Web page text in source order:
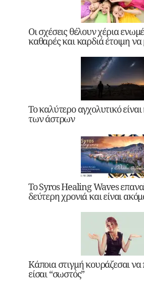
Οι σχέσεις θέλουν χέρια
καθαρές και καρδιά έτοιμη να
Το καλύτερο αγχολυτικό
των άστρων
Το Syros Healing Waves
δεύτερη χρονιά και είναι
Κάποια στιγμή κουράζεσαι
είσαι “σωστός”